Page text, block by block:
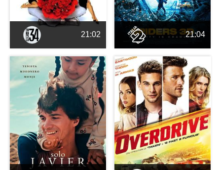
21:02 21:04